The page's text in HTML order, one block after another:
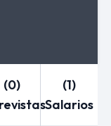
(0)
(1)
Salarios